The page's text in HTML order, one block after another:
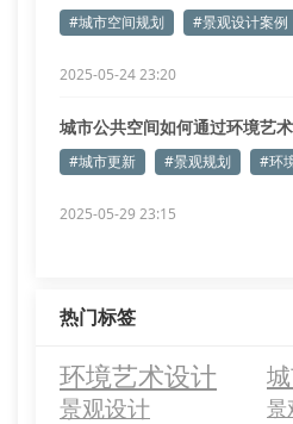
#城市空间规划 #景观设计案例
2025-05-24 23:20
城市公共空间如何通过环境艺
#城市更新 #景观规划 #环
2025-05-29 23:15
热门标签
环境艺术设计
景观设计
景